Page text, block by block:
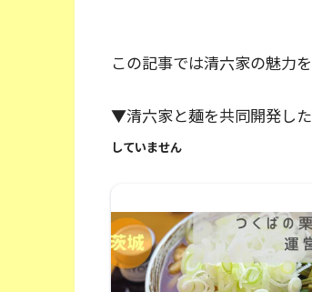
この記事では清六家の魅力
▼清六家と麺を共同開発し
していません